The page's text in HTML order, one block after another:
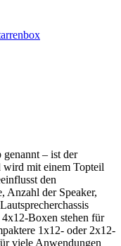
– ist der
wird mit einem Topteil
den
Anzahl der Speaker,
Boxen stehen für
1x12- oder 2x12-
viele Anwendungen